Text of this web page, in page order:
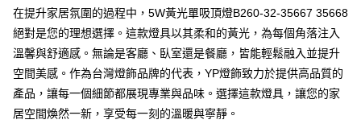
【「AFTEE先享後付」結帳流程】
１．於結帳方式選擇「AFTEE先享後付」後，將跳轉至「AFTEE先享後付」
結帳頁面，進行簡訊認證並確認金額後，即可完成結帳。
２．訂單成立數日內，您將收到繳費通知簡訊。
３．收到繳費通知簡訊後14天內，點擊此簡訊中的連結，可透過四大超商／
ATM／網路銀行／等多元方式進行付款，方視為交易完成。
※ 請注意：結帳手續完成當下不需立刻繳費，但若您需要取消訂單，請聯絡
購買商品的店家。未經商家同意取消之訂單仍視為有效，需透過AFTEE先享
每筆NT$180，滿NT$5,000(含以上)免運費
在提升家居氛圍的過程中，5W黃光單吸頂燈B260-32-35667 35668
絕對是您的理想選擇。這款燈具以其柔和的黃光，為每個角落注入
溫馨與舒適感。無論是客廳、臥室還是餐廳，皆能輕鬆融入並提升
空間美感。作為台灣燈飾品牌的代表，YP燈飾致力於提供高品質的
產品，讓每一個細節都展現專業與品味。選擇這款燈具，讓您的家
居空間煥然一新，享受每一刻的溫暖與寧靜。